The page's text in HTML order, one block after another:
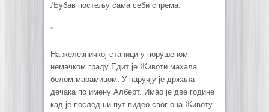
Љубав постељу сама себи спрема.
*
На железничкој станици у порушеном
немачком граду Едит је Животи махала
белом марамицом. У наручју је држала
дечака по имену Алберт. Имао је две године
кад је последњи пут видео свог оца Животу.